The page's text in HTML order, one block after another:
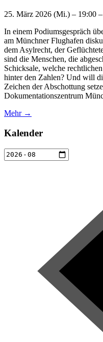
25. März 2026 (Mi.) – 19:00
In einem Podiumsgespräch
am Münchner Flughafen
dem Asylrecht, der
sind die Menschen, die
Schicksale, welche
hinter den Zahlen? Und will
Zeichen der Abschottung
Dokumentationszentrum
Mehr →
Kalender